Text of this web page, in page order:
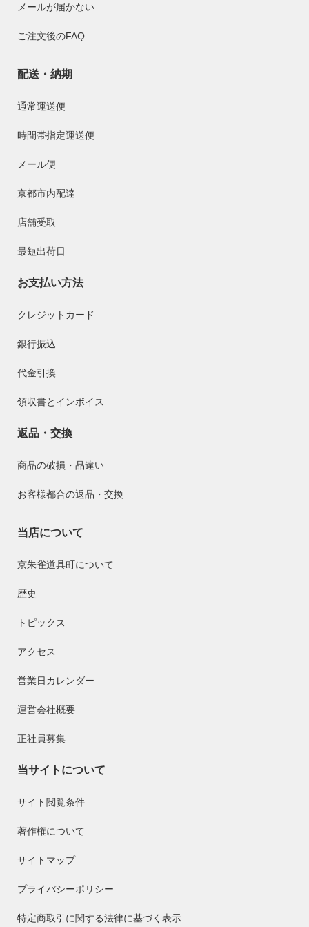
メールが届かない
ご注文後のFAQ
配送・納期
通常運送便
時間帯指定運送便
メール便
京都市内配達
店舗受取
最短出荷日
お支払い方法
クレジットカード
銀行振込
代金引換
領収書とインボイス
返品・交換
商品の破損・品違い
お客様都合の返品・交換
当店について
京朱雀道具町について
歴史
トピックス
アクセス
営業日カレンダー
運営会社概要
正社員募集
当サイトについて
サイト閲覧条件
著作権について
サイトマップ
プライバシーポリシー
特定商取引に関する法律に基づく表示